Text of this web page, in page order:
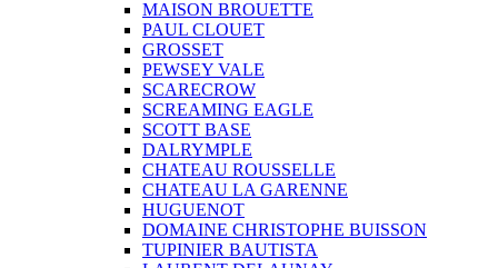
MAISON BROUETTE
PAUL CLOUET
GROSSET
PEWSEY VALE
SCARECROW
SCREAMING EAGLE
SCOTT BASE
DALRYMPLE
CHATEAU ROUSSELLE
CHATEAU LA GARENNE
HUGUENOT
DOMAINE CHRISTOPHE BUISSON
TUPINIER BAUTISTA